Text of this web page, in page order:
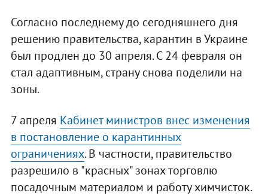
Согласно последнему до сегодняшнего дня
решению правительства, карантин в Украине
был продлен до 30 апреля. С 24 февраля он
стал адаптивным, страну снова поделили на
зоны.
7 апреля Кабинет министров внес изменения
в постановление о карантинных
ограничениях. В частности, правительство
разрешило в "красных" зонах торговлю
посадочным материалом и работу химчисток.